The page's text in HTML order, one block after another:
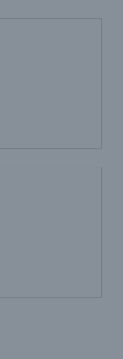
der